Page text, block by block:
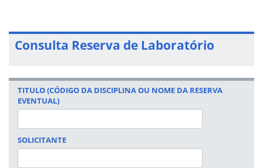
Consulta Reserva de Laboratório
TITULO (CÓDIGO DA DISCIPLINA OU NOME DA RESERVA
EVENTUAL)
SOLICITANTE